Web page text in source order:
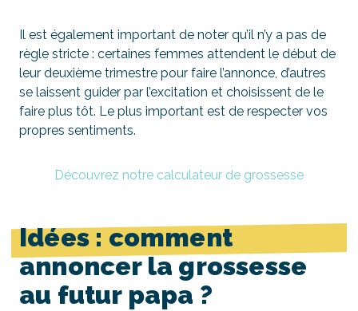
Il est également important de noter qu’il n’y a pas de
règle stricte : certaines femmes attendent le début de
leur deuxième trimestre pour faire l’annonce, d’autres
se laissent guider par l’excitation et choisissent de le
faire plus tôt. Le plus important est de respecter vos
propres sentiments.
Découvrez notre calculateur de grossesse
Idées : comment
annoncer la grossesse
au futur papa ?